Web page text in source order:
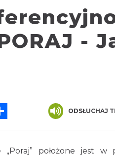
-
ODSŁUCHAJ
położone jest w